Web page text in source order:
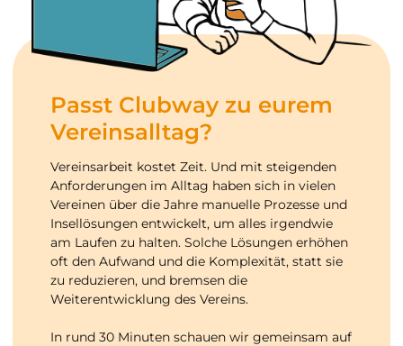
Passt Clubway zu eurem
Vereinsalltag?
Vereinsarbeit kostet Zeit. Und mit steigenden
Anforderungen im Alltag haben sich in vielen
Vereinen über die Jahre manuelle Prozesse und
Insellösungen entwickelt, um alles irgendwie
am Laufen zu halten. Solche Lösungen erhöhen
oft den Aufwand und die Komplexität, statt sie
zu reduzieren, und bremsen die
Weiterentwicklung des Vereins.
In rund 30 Minuten schauen wir gemeinsam auf